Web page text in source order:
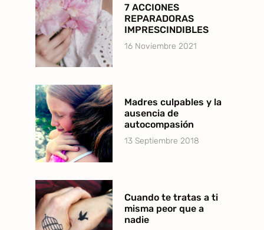
7 ACCIONES
REPARADORAS
IMPRESCINDIBLES
16 Noviembre 2021
Madres culpables y la
ausencia de
autocompasión
13 Septiembre 2018
Cuando te tratas a ti
misma peor que a
nadie